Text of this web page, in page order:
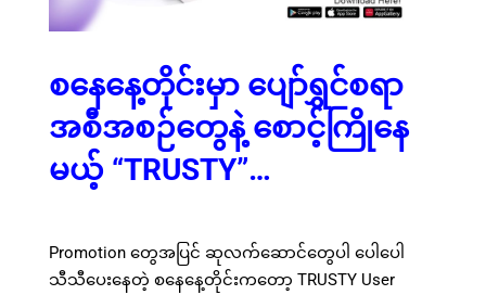
စနေနေ့တိုင်းမှာ ပျော်ရွှင်စရာ
အစီအစဉ်တွေနဲ့ စောင့်ကြိုနေ
မယ့် “TRUSTY”…
Promotion တွေအပြင် ဆုလက်ဆောင်တွေပါ ပေါပေါ
သီသီပေးနေတဲ့ စနေနေ့တိုင်းကတော့ TRUSTY User